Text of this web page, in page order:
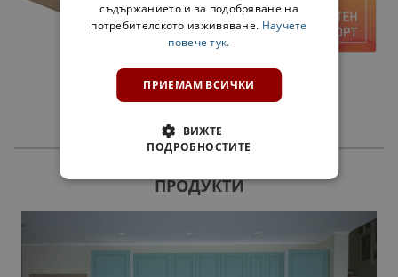
ПРИСТА ПРАВА С МАТРАК - СОНОМА
224,00 € 438,11 лв.
ПРОДУКТИ
съдържанието и за подобряване на
потребителското изживяване. Научете
повече тук.
ПРИЕМАМ ВСИЧКИ
ВИЖТЕ
ПОДРОБНОСТИТЕ